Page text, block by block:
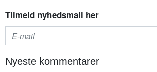
Tilmeld nyhedsmail her
Nyeste kommentarer